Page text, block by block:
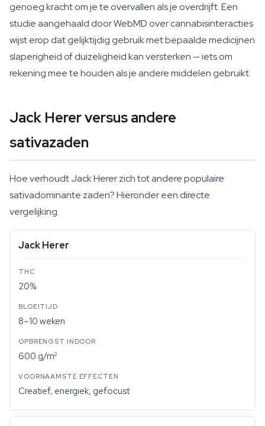
genoeg kracht om je te overvallen als je overdrijft. Een
studie aangehaald door WebMD over cannabisinteracties
wijst erop dat gelijktijdig gebruik met bepaalde medicijnen
slaperigheid of duizeligheid kan versterken — iets om
rekening mee te houden als je andere middelen gebruikt.
Jack Herer versus andere
sativazaden
Hoe verhoudt Jack Herer zich tot andere populaire
sativadominante zaden? Hieronder een directe
vergelijking.
Jack Herer
20%
8–10 weken
600 g/m²
Creatief, energiek, gefocust